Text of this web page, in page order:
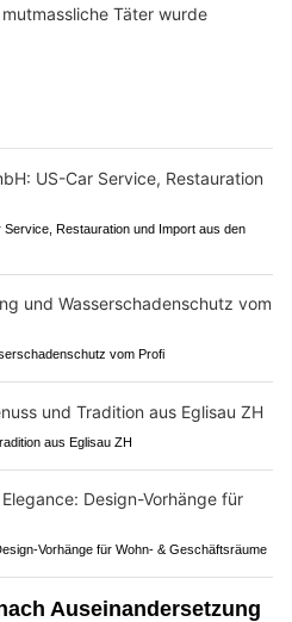
Täter wurde
Restauration und Import aus den
vom Profi
aus Eglisau ZH
Vorhänge für Wohn- & Geschäftsräume
Auseinandersetzung